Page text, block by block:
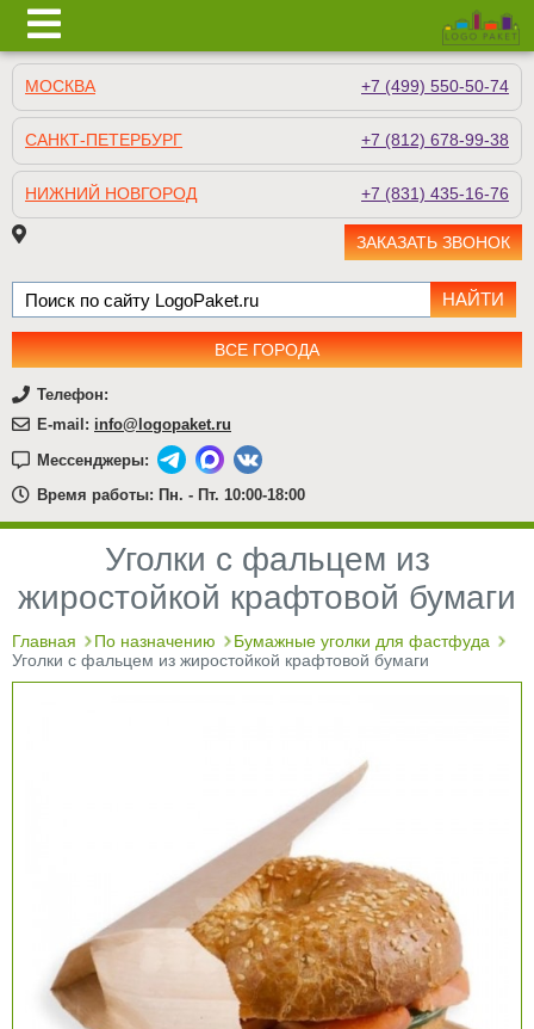
МОСКВА +7 (499) 550-50-74
САНКТ-ПЕТЕРБУРГ +7 (812) 678-99-38
НИЖНИЙ НОВГОРОД +7 (831) 435-16-76
ЗАКАЗАТЬ ЗВОНОК
ВСЕ ГОРОДА
Телефон:
E-mail: info@logopaket.ru
Мессенджеры:
Время работы: Пн. - Пт. 10:00-18:00
Уголки с фальцем из
жиростойкой крафтовой бумаги
Главная По назначению
Бумажные уголки для фастфуда
Уголки с фальцем из жиростойкой крафтовой бумаги